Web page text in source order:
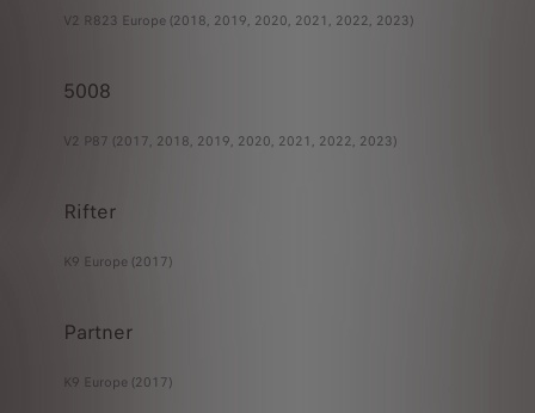
V2 R823 Europe (2018, 2019, 2020, 2021, 2022, 2023)
5008
V2 P87 (2017, 2018, 2019, 2020, 2021, 2022, 2023)
Rifter
K9 Europe (2017)
Partner
K9 Europe (2017)